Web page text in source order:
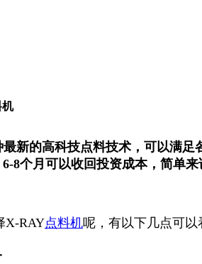
最新的高科技点料技术，可以满
8个月可以收回投资成本，简单来
X-RAY点料机呢，有以下几点可以